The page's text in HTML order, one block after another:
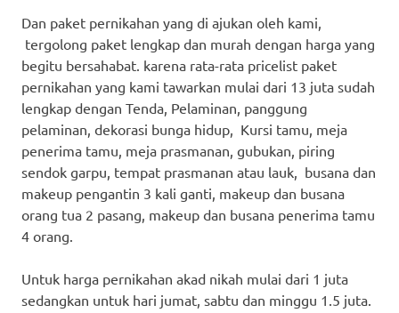
Dan paket pernikahan yang di ajukan oleh kami,
tergolong paket lengkap dan murah dengan harga yang
begitu bersahabat. karena rata-rata pricelist paket
pernikahan yang kami tawarkan mulai dari 13 juta sudah
lengkap dengan Tenda, Pelaminan, panggung
pelaminan, dekorasi bunga hidup, Kursi tamu, meja
penerima tamu, meja prasmanan, gubukan, piring
sendok garpu, tempat prasmanan atau lauk, busana dan
makeup pengantin 3 kali ganti, makeup dan busana
orang tua 2 pasang, makeup dan busana penerima tamu
4 orang.
Untuk harga pernikahan akad nikah mulai dari 1 juta
sedangkan untuk hari jumat, sabtu dan minggu 1.5 juta.